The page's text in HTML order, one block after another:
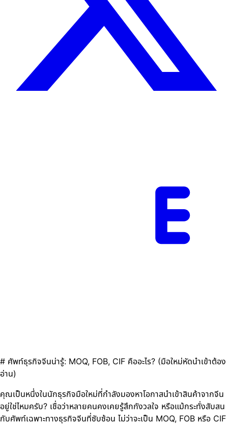
# ศัพท์ธุรกิจจีนน่ารู้: MOQ, FOB, CIF คืออะไร? (มือใหม่หัดนำเข้าต้อง
อ่าน)
คุณเป็นหนึ่งในนักธุรกิจมือใหม่ที่กำลังมองหาโอกาสนำเข้าสินค้าจากจีน
อยู่ใช่ไหมครับ? เชื่อว่าหลายคนคงเคยรู้สึกกังวลใจ หรือแม้กระทั่งสับสน
กับศัพท์เฉพาะทางธุรกิจจีนที่ซับซ้อน ไม่ว่าจะเป็น MOQ, FOB หรือ CIF